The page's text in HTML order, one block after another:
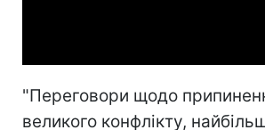
"Переговори щодо
великого конфлікту,